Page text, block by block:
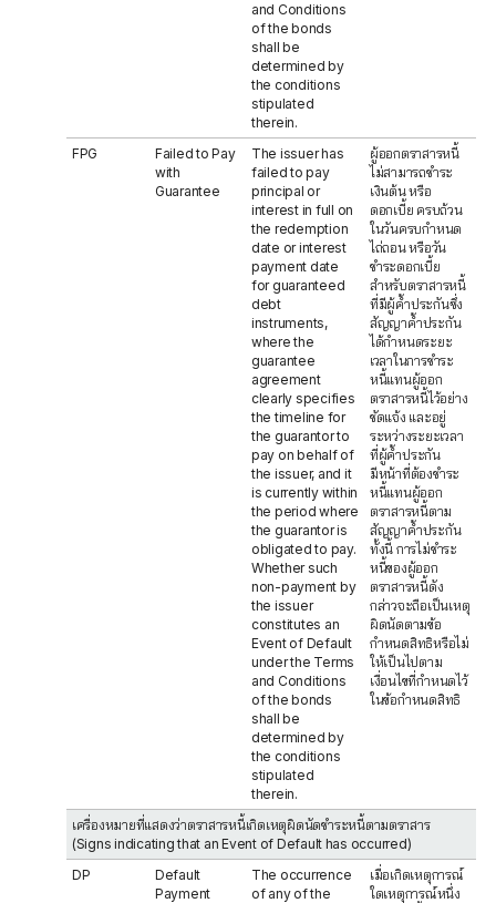
and Conditions
of the bonds
shall be
determined by
the conditions
stipulated
therein.
FPG
Failed to Pay
with
Guarantee
The issuer has
failed to pay
principal or
interest in full on
the redemption
date or interest
payment date
for guaranteed
debt
instruments,
where the
guarantee
agreement
clearly specifies
the timeline for
the guarantor to
pay on behalf of
the issuer, and it
is currently within
the period where
the guarantor is
obligated to pay.
Whether such
non-payment by
the issuer
constitutes an
Event of Default
under the Terms
and Conditions
of the bonds
shall be
determined by
the conditions
stipulated
therein.
ผู้ออกตราสารหนี้
ไม่สามารถชำระ
เงินต้น หรือ
ดอกเบี้ย ครบถ้วน
ในวันครบกำหนด
ไถ่ถอน หรือวัน
ชำระดอกเบี้ย
สำหรับตราสารหนี้
ที่มีผู้ค้ำประกันซึ่ง
สัญญาค้ำประกัน
ได้กำหนดระยะ
เวลาในการชำระ
หนี้แทนผู้ออก
ตราสารหนี้ไว้อย่าง
ชัดแจ้ง และอยู่
ระหว่างระยะเวลา
ที่ผู้ค้ำประกัน
มีหน้าที่ต้องชำระ
หนี้แทนผู้ออก
ตราสารหนี้ตาม
สัญญาค้ำประกัน
ทั้งนี้ การไม่ชำระ
หนี้ของผู้ออก
ตราสารหนี้ดัง
กล่าวจะถือเป็นเหตุ
ผิดนัดตามข้อ
กำหนดสิทธิหรือไม่
ให้เป็นไปตาม
เงื่อนไขที่กำหนดไว้
ในข้อกำหนดสิทธิ
เครื่องหมายที่แสดงว่าตราสารหนี้เกิดเหตุผิดนัดชำระหนี้ตามตราสาร
(Signs indicating that an Event of Default has occurred)
DP
Default
Payment
The occurrence
of any of the
เมื่อเกิดเหตุการณ์
ใดเหตุการณ์หนึ่ง